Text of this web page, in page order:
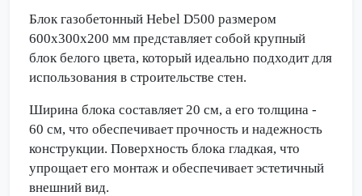
Блок газобетонный Hebel D500 размером
600x300x200 мм представляет собой крупный
блок белого цвета, который идеально подходит для
использования в строительстве стен.
Ширина блока составляет 20 см, а его толщина -
60 см, что обеспечивает прочность и надежность
конструкции. Поверхность блока гладкая, что
упрощает его монтаж и обеспечивает эстетичный
внешний вид.